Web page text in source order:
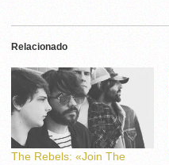
Relacionado
The Rebels: «Join The